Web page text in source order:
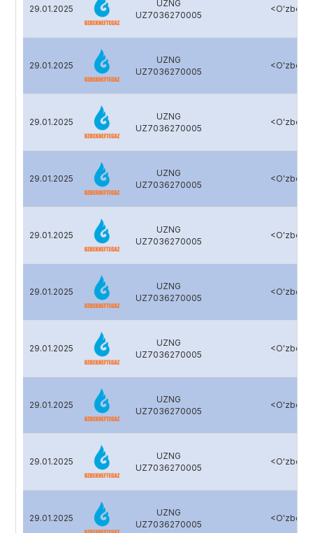
29.01.2025
UZNG
UZ7036270005
29.01.2025
UZNG
UZ7036270005
29.01.2025
UZNG
UZ7036270005
29.01.2025
UZNG
UZ7036270005
29.01.2025
UZNG
UZ7036270005
29.01.2025
UZNG
UZ7036270005
29.01.2025
UZNG
UZ7036270005
29.01.2025
UZNG
UZ7036270005
29.01.2025
UZNG
UZ7036270005
29.01.2025
UZNG
UZ7036270005